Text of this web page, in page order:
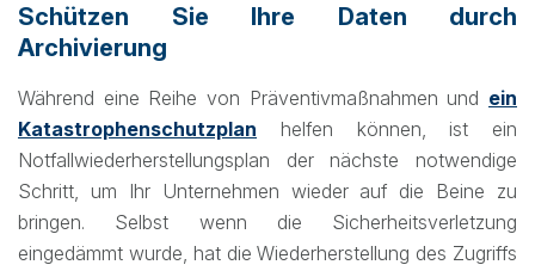
Schützen Sie Ihre Daten durch
Archivierung
Während eine Reihe von Präventivmaßnahmen und ein
Katastrophenschutzplan helfen können, ist ein
Notfallwiederherstellungsplan der nächste notwendige
Schritt, um Ihr Unternehmen wieder auf die Beine zu
bringen. Selbst wenn die Sicherheitsverletzung
eingedämmt wurde, hat die Wiederherstellung des Zugriffs